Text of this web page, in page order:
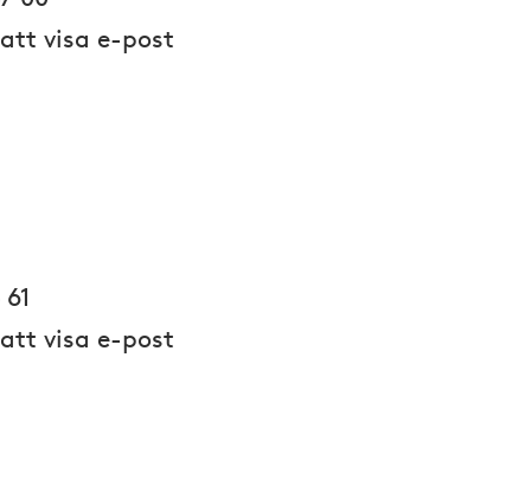
visa e-post
visa e-post